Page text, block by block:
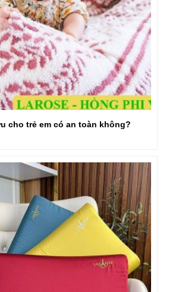
cho trẻ em có an toàn không?